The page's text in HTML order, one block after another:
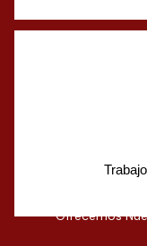
Ofrecemos